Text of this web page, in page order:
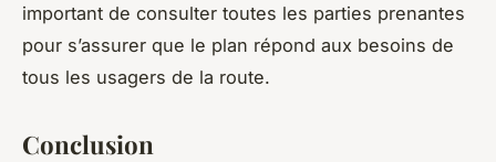
important de consulter toutes les parties prenantes
pour s’assurer que le plan répond aux besoins de
tous les usagers de la route.
Conclusion